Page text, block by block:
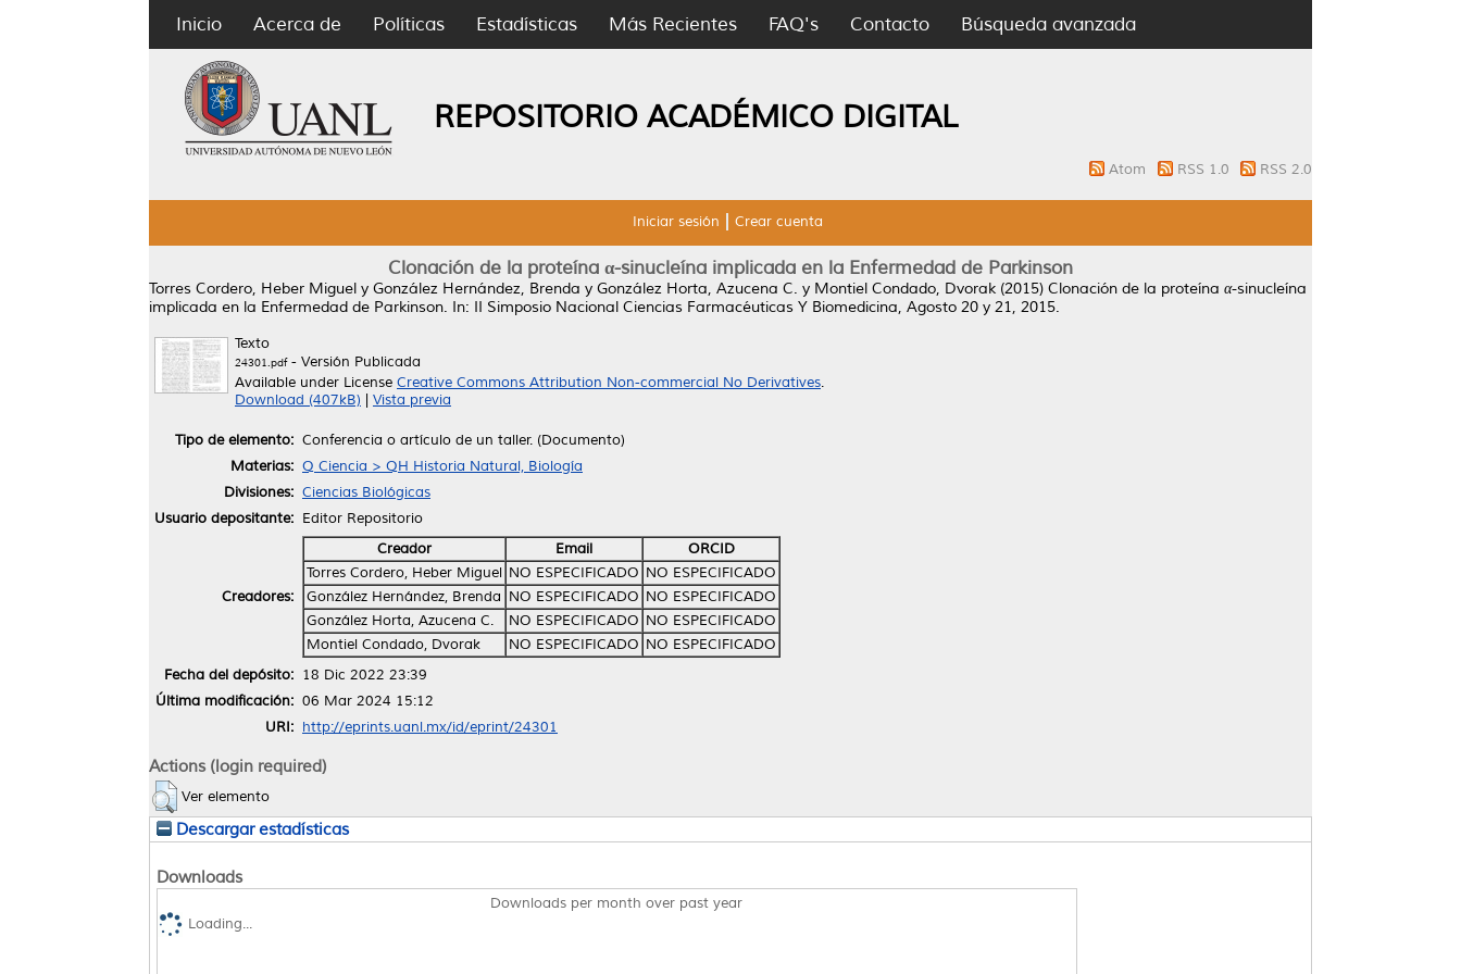
Inicio Acerca de Políticas Estadísticas Más Recientes FAQ's Contacto Búsqueda avanzada
REPOSITORIO ACADÉMICO DIGITAL
Atom RSS 1.0 RSS 2.0
Iniciar sesión Crear cuenta
Clonación de la proteína α-sinucleína implicada en la Enfermedad de Parkinson
Torres Cordero, Heber Miguel y González Hernández, Brenda y González Horta, Azucena C. y Montiel Condado, Dvorak (2015) Clonación de la proteína α-sinucleína
implicada en la Enfermedad de Parkinson. In: II Simposio Nacional Ciencias Farmacéuticas Y Biomedicina, Agosto 20 y 21, 2015.
Texto
24301.pdf- Versión Publicada
Available under License Creative Commons Attribution Non-commercial No Derivatives.
Download (407kB)
Vista previa
Tipo de elemento: Conferencia o artículo de un taller. (Documento)
Materias: Q Ciencia > QH Historia Natural, Biología
Divisiones: Ciencias Biológicas
Usuario depositante: Editor Repositorio
Creadores:
Creador Email
ORCID
Torres Cordero, Heber Miguel NO ESPECIFICADO NO ESPECIFICADO
González Hernández, Brenda NO ESPECIFICADO NO ESPECIFICADO
González Horta, Azucena C.
NO ESPECIFICADO NO ESPECIFICADO
Montiel Condado, Dvorak
NO ESPECIFICADO NO ESPECIFICADO
Fecha del depósito: 18 Dic 2022 23:39
Última modificación: 06 Mar 2024 15:12
URI: http://eprints.uanl.mx/id/eprint/24301
Actions (login required)
Ver elemento
Descargar estadísticas
Downloads
Downloads per month over past year
Loading...